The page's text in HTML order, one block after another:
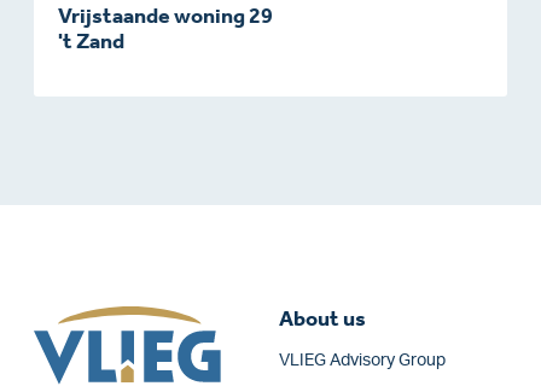
Vrijstaande woning 29
't Zand
About us
VLIEG Advisory Group